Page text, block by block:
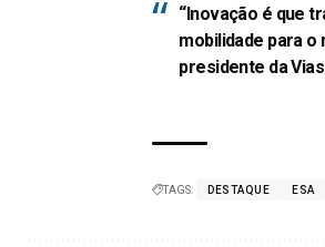
“Inovação é que
mobilidade para o
presidente da
TAGS: DESTAQUE ESA